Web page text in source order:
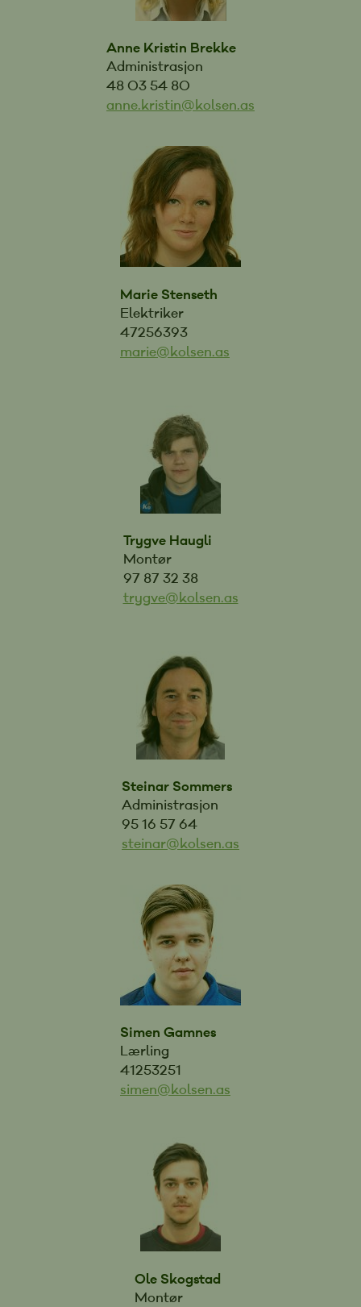
Anne Kristin Brekke
Administrasjon
48 03 54 80
anne.kristin@kolsen.as
Marie Stenseth
Elektriker
47256393
marie@kolsen.as
Trygve Haugli
Montør
97 87 32 38
trygve@kolsen.as
Steinar Sommers
Administrasjon
95 16 57 64
steinar@kolsen.as
Simen Gamnes
Lærling
41253251
simen@kolsen.as
Ole Skogstad
Montør